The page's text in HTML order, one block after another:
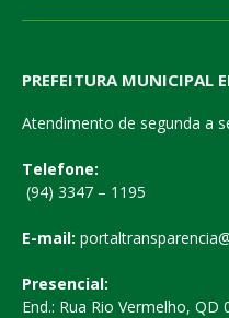
PREFEITURA MUNICIPAL
Atendimento de segunda a
Telefone:
(94) 3347 – 1195
E-mail:
Presencial:
End.: Rua Rio Vermelho, QD